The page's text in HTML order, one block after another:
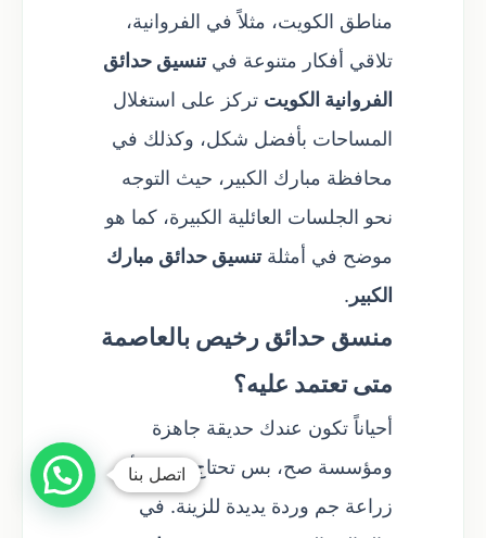
مناطق الكويت، مثلاً في الفروانية،
تلاقي أفكار متنوعة فيتنسيق حدائق
الفروانية الكويت تركز على استغلال
المساحات بأفضل شكل، وكذلك في
محافظة مبارك الكبير، حيث التوجه
نحو الجلسات العائلية الكبيرة، كما هو
موضح في أمثلةتنسيق حدائق مبارك
الكبير .
منسق حدائق رخيص بالعاصمة
متى تعتمد عليه؟
أحياناً تكون عندك حديقة جاهزة
ومؤسسة صح، بس تحتاج ترتيب أو
زراعة جم وردة يديدة للزينة. في
اتصل بنا